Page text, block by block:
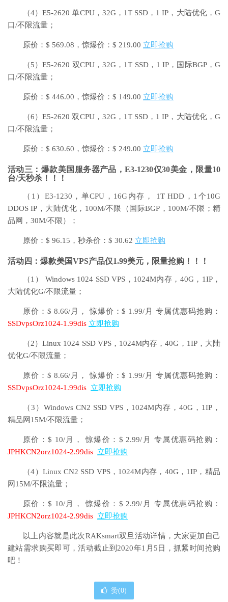
（4）E5-2620 单CPU，32G，1T SSD，1 IP，大陆优化，G
口/不限流量；
原价：$ 569.08，惊爆价：$ 219.00 立即抢购
（5）E5-2620 双CPU，32G，1T SSD，1 IP，国际BGP，G
口/不限流量；
原价：$ 446.00，惊爆价：$ 149.00 立即抢购
（6）E5-2620 双CPU，32G，1T SSD，1 IP，大陆优化，G
口/不限流量；
原价：$ 630.60，惊爆价：$ 249.00 立即抢购
活动三： 爆款美国服务器产品，E3-1230仅30美金，限量10
台/天秒杀！！！
（1）E3-1230，单CPU，16G内存， 1T HDD，1个10G
DDOS IP，大陆优化，100M/不限（国际BGP，100M/不限；精
品网，30M/不限）；
原价：$ 96.15，秒杀价：$ 30.62 立即抢购
活动四：爆款美国VPS产品仅1.99美元，限量抢购！！！
（1） Windows 1024 SSD VPS，1024M内存，40G，1IP，
大陆优化G/不限流量；
原价：$ 8.66/月， 惊爆价：$ 1.99/月 专属优惠码抢购：
SSDvpsOrz1024-1.99dis 立即抢购
（2）Linux 1024 SSD VPS，1024M内存，40G，1IP，大陆
优化G/不限流量；
原价：$ 8.66/月， 惊爆价：$ 1.99/月 专属优惠码抢购：
SSDvpsOrz1024-1.99dis 立即抢购
（3）Windows CN2 SSD VPS，1024M内存，40G，1IP，
精品网15M/不限流量；
原价：$ 10/月， 惊爆价：$ 2.99/月 专属优惠码抢购：
JPHKCN2orz1024-2.99dis 立即抢购
（4）Linux CN2 SSD VPS，1024M内存，40G，1IP，精品
网15M/不限流量；
原价：$ 10/月， 惊爆价：$ 2.99/月 专属优惠码抢购：
JPHKCN2orz1024-2.99dis 立即抢购
以上内容就是此次RAKsmart双旦活动详情，大家更加自己
建站需求购买即可，活动截止到2020年1月5日，抓紧时间抢购
吧！
赞(0)